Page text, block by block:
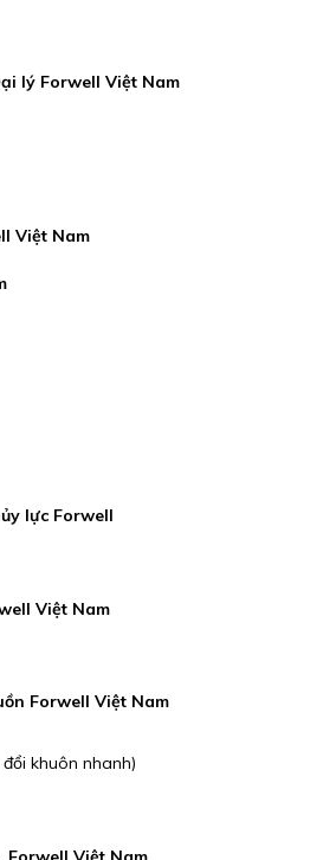
lý Forwell Việt Nam
Việt Nam
lực Forwell
Việt Nam
Forwell Việt Nam
khuôn nhanh)